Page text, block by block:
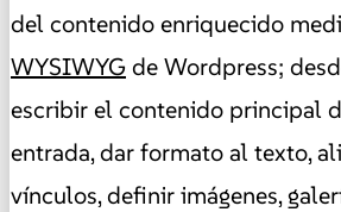
del contenido enriquecido
WYSIWYG de Wordpress;
escribir el contenido principal
entrada, dar formato al texto,
vínculos, definir imágenes,